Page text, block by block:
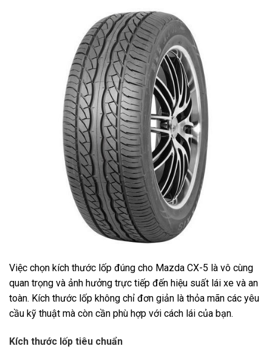
Việc chọn kích thước lốp đúng cho Mazda CX-5 là vô cùng
quan trọng và ảnh hưởng trực tiếp đến hiệu suất lái xe và an
toàn. Kích thước lốp không chỉ đơn giản là thỏa mãn các yêu
cầu kỹ thuật mà còn cần phù hợp với cách lái của bạn.
Kích thước lốp tiêu chuẩn